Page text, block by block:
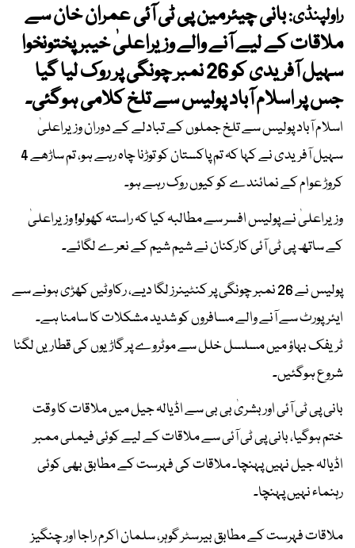
راولپنڈی:بانی چیئرمین پی ٹی آئی عمران خان سے
ملاقات کے لیے آنے والے وزیراعلیٰ خیبر پختونخوا
سہیل آفریدی کو 26 نمبر چونگی پر روک لیا گیا
جس پر اسلام آباد پولیس سے تلخ کلامی ہوگئی۔
اسلام آباد پولیس سے تلخ جملوں کے تبادلے کے دوران وزیراعلیٰ
سہیل آفریدی نے کہا کہ تم پاکستان کو توڑنا چاہ رہے ہو، تم ساڑھے 4
کروڑ عوام کے نمائندے کو کیوں روک رہے ہو۔
وزیراعلیٰ نے پولیس افسر سے مطالبہ کیا کہ راستہ کھولو! وزیراعلیٰ
کے ساتھ پی ٹی آئی کارکنان نے شیم شیم کے نعرے لگائے۔
پولیس نے 26 نمبر چونگی پر کنٹینرز لگا دیے، رکاوٹیں کھڑی ہونے سے
ایئرپورٹ سے آنے والے مسافروں کو شدید مشکلات کا سامنا ہے۔
ٹریفک بہاؤ میں مسلسل خلل سے موٹروے پر گاڑیوں کی قطاریں لگنا
شروع ہوگئیں۔
بانی پی ٹی آئی اور بشریٰ بی بی سے اڈیالہ جیل میں ملاقات کا وقت
ختم ہوگیا، بانی پی ٹی آئی سے ملاقات کے لیے کوئی فیملی ممبر
اڈیالہ جیل نہیں پہنچا۔ ملاقات کی فہرست کے مطابق بھی کوئی
رہنماء نہیں پہنچا۔
ملاقات فہرست کے مطابق بیرسٹر گوہر، سلمان اکرم راجا اور چنگیز